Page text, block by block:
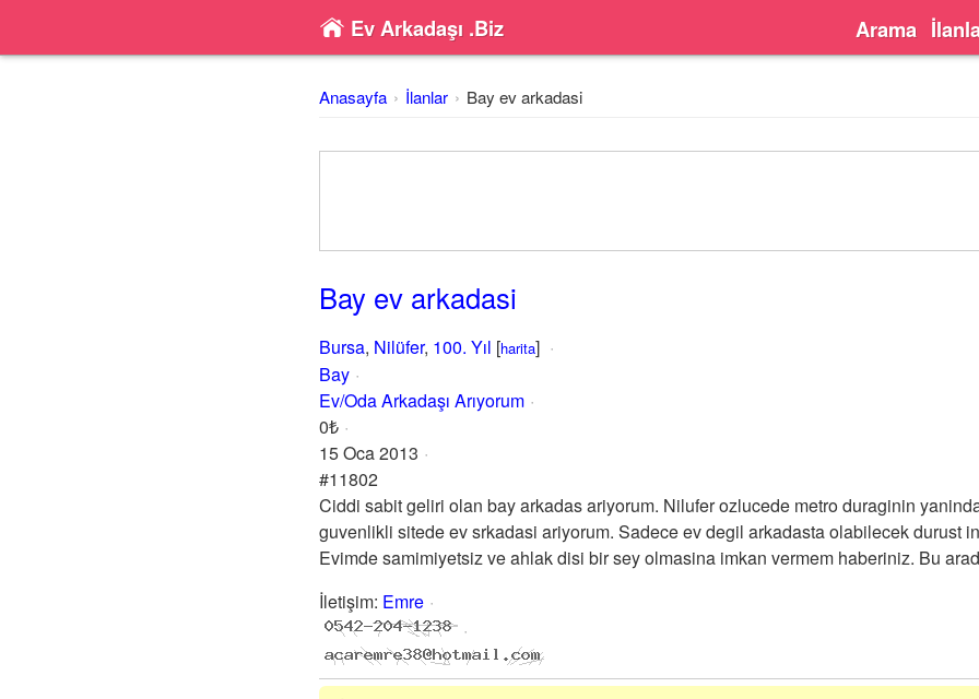
Ev Arkadaşı .Biz Arama
Anasayfa İlanlar Bay ev arkadasi
Bay ev arkadasi
Bursa, Nilüfer, 100. Yıl [harita]
Bay
Ev/Oda Arkadaşı Arıyorum
0₺
15 Oca 2013
#11802
Ciddi sabit geliri olan bay arkadas ariyorum. Nilufer ozlucede metro duraginin
guvenlikli sitede ev srkadasi ariyorum. Sadece ev degil arkadasta olabilecek durust
Evimde samimiyetsiz ve ahlak disi bir sey olmasina imkan vermem haberiniz. Bu
İletişim: Emre